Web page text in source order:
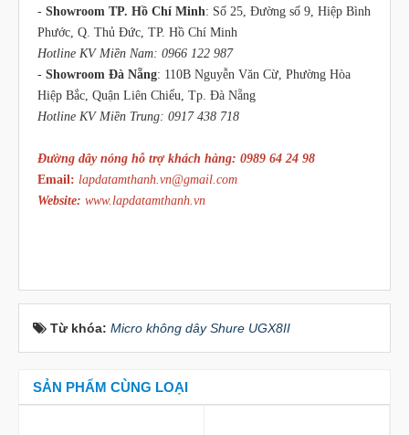
- Showroom TP. Hồ Chí Minh: Số 25, Đường số 9, Hiệp Bình
Phước, Q. Thủ Đức, TP. Hồ Chí Minh
Hotline KV Miền Nam: 0966 122 987
- Showroom Đà Nẵng: 110B Nguyễn Văn Cừ, Phường Hòa
Hiệp Bắc, Quận Liên Chiểu, Tp. Đà Nẵng
Hotline KV Miền Trung: 0917 438 718
Đường dây nóng hỗ trợ khách hàng: 0989 64 24 98
Email: lapdatamthanh.vn@gmail.com
Website: www.lapdatamthanh.vn
Từ khóa: Micro không dây Shure UGX8II
SẢN PHẨM CÙNG LOẠI